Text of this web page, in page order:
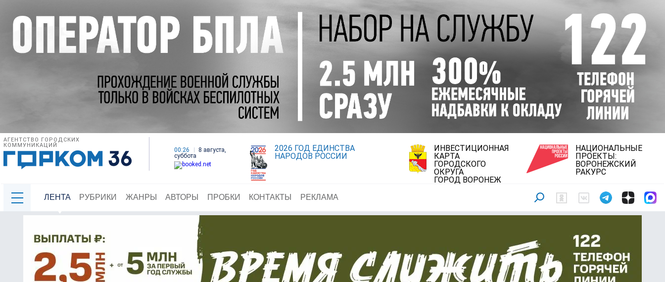
АГЕНТСТВО ГОРОДСКИХ
КОММУНИКАЦИЙ
00:26
8 августа,
суббота
2026 ГОД ЕДИНСТВА
НАРОДОВ РОССИИ
ИНВЕСТИЦИОННАЯ
КАРТА
ГОРОДСКОГО
ОКРУГА
ГОРОД ВОРОНЕЖ
НАЦИОНАЛЬНЫЕ
ПРОЕКТЫ:
ВОРОНЕЖСКИЙ
РАКУРС
ЛЕНТА РУБРИКИ ЖАНРЫ АВТОРЫ ПРОБКИ КОНТАКТЫ РЕКЛАМА